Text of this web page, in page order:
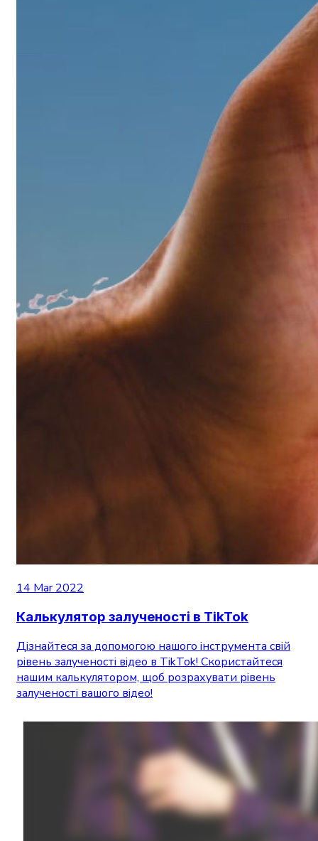
14 Mar 2022
Калькулятор залученості в TikTok
Дізнайтеся за допомогою нашого інструмента свій
рівень залученості відео в TikTok! Скористайтеся
нашим калькулятором, щоб розрахувати рівень
залученості вашого відео!